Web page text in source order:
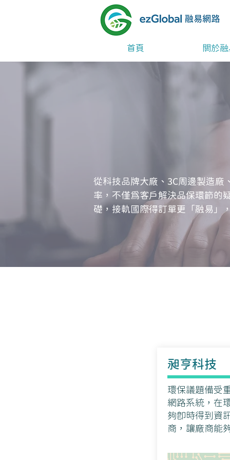
首頁 關於
從科技品牌大廠、3C周邊製造
率，不僅為客戶解決品保環節的
礎，接軌國際得訂單更「融易」
​昶亨科技
環保議題備受
網路系統，在
夠即時得到資
商，讓廠商能